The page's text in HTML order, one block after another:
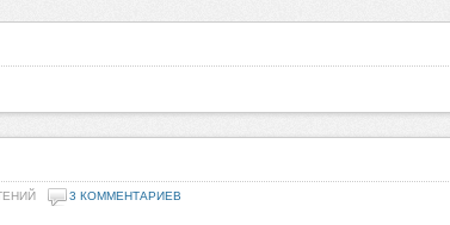
3 КОММЕНТАРИЕВ